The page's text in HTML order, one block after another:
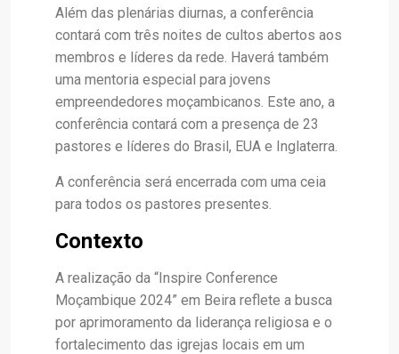
Além das plenárias diurnas, a conferência
contará com três noites de cultos abertos aos
membros e líderes da rede. Haverá também
uma mentoria especial para jovens
empreendedores moçambicanos. Este ano, a
conferência contará com a presença de 23
pastores e líderes do Brasil, EUA e Inglaterra.
A conferência será encerrada com uma ceia
para todos os pastores presentes.
Contexto
A realização da “Inspire Conference
Moçambique 2024” em Beira reflete a busca
por aprimoramento da liderança religiosa e o
fortalecimento das igrejas locais em um